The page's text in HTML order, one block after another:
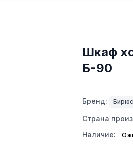
Шкаф
Б-90
Бренд:
Страна
Наличие: